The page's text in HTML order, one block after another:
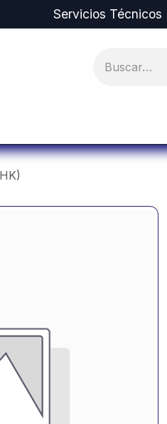
Servicios Técnicos